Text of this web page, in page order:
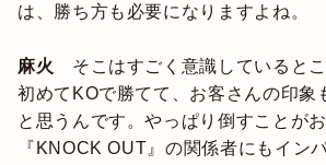
は、勝ち方も必要になりますよね。
麻火 そこはすごく意識しているとこ
初めてKOで勝てて、お客さんの印象
と思うんです。やっぱり倒すことが
『KNOCK OUT』の関係者にもイン